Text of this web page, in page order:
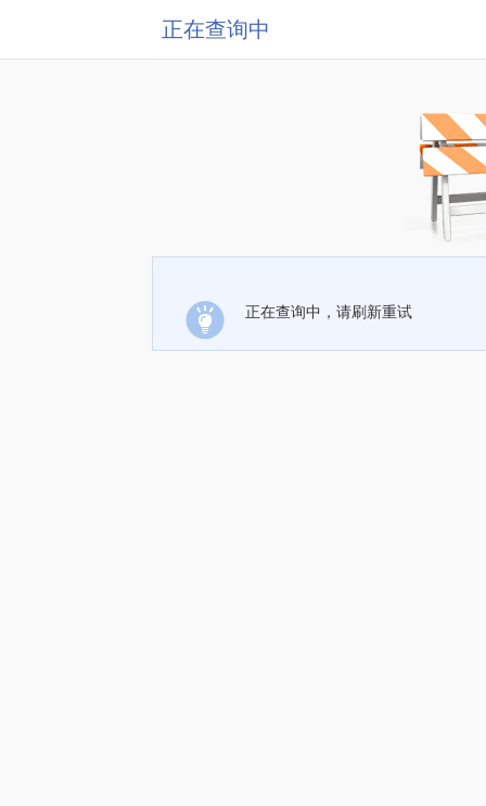
正在查询中
正在查询中，请刷新重试